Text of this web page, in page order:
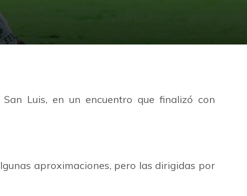
Luis, en un encuentro que finalizó con
aproximaciones, pero las dirigidas por